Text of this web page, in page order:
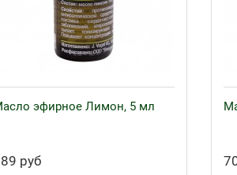
эфирное Лимон, 5 мл
руб